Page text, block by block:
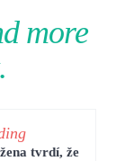
more
tvrdí, že